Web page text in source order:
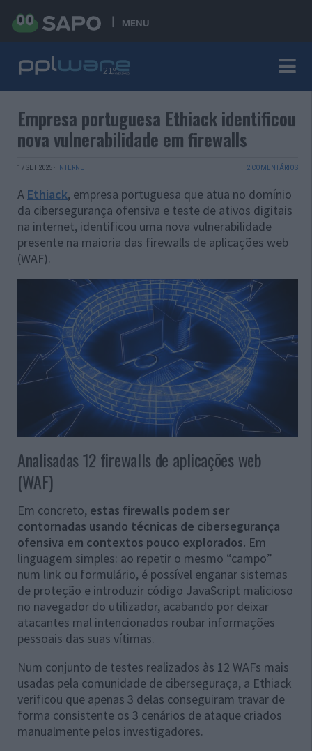
MENU
Empresa portuguesa Ethiack identificou
nova vulnerabilidade em firewalls
17 SET 2025 · INTERNET 2 COMENTÁRIOS
A Ethiack, empresa portuguesa que atua no domínio
da cibersegurança ofensiva e teste de ativos digitais
na internet, identificou uma nova vulnerabilidade
presente na maioria das firewalls de aplicações web
(WAF).
Analisadas 12 firewalls de aplicações web
(WAF)
Em concreto, estas firewalls podem ser
contornadas usando técnicas de cibersegurança
ofensiva em contextos pouco explorados. Em
linguagem simples: ao repetir o mesmo “campo”
num link ou formulário, é possível enganar sistemas
de proteção e introduzir código JavaScript malicioso
no navegador do utilizador, acabando por deixar
atacantes mal intencionados roubar informações
pessoais das suas vítimas.
Num conjunto de testes realizados às 12 WAFs mais
usadas pela comunidade de ciberseguraça, a Ethiack
verificou que apenas 3 delas conseguiram travar de
forma consistente os 3 cenários de ataque criados
manualmente pelos investigadores.